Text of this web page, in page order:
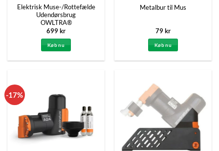
Elektrisk Muse-/Rottefælde
Udendørsbrug
OWLTRA®
699kr
Køb nu
Metalbur til Mus
79kr
Køb nu
-17%